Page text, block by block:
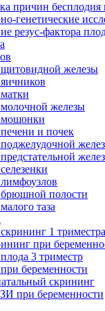
причин
генетические
резус-фактора
железы
железы
и почек
полости
таза
1 триместра
при
3 триместр
беременности
скрининг
при беременности